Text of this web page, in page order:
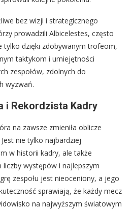
bez wizji i strategicznego
prowadzili Albicelestes, często
tylko dzięki zdobywanym trofeom,
taktykom i umiejętności
zespołów, zdolnych do
wyzwań.
i Rekordzista Kadry
na zawsze zmieniła oblicze
nie tylko najbardziej
w historii kadry, ale także
występów i najlepszym
zespołu jest nieoceniony, a jego
sprawiają, że każdy mecz
na najwyższym światowym